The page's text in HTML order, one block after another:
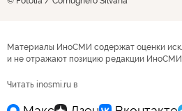
Материалы ИноСМИ содержат оценки
и не отражают позицию редакции ИноСМИ
Читать inosmi.ru в